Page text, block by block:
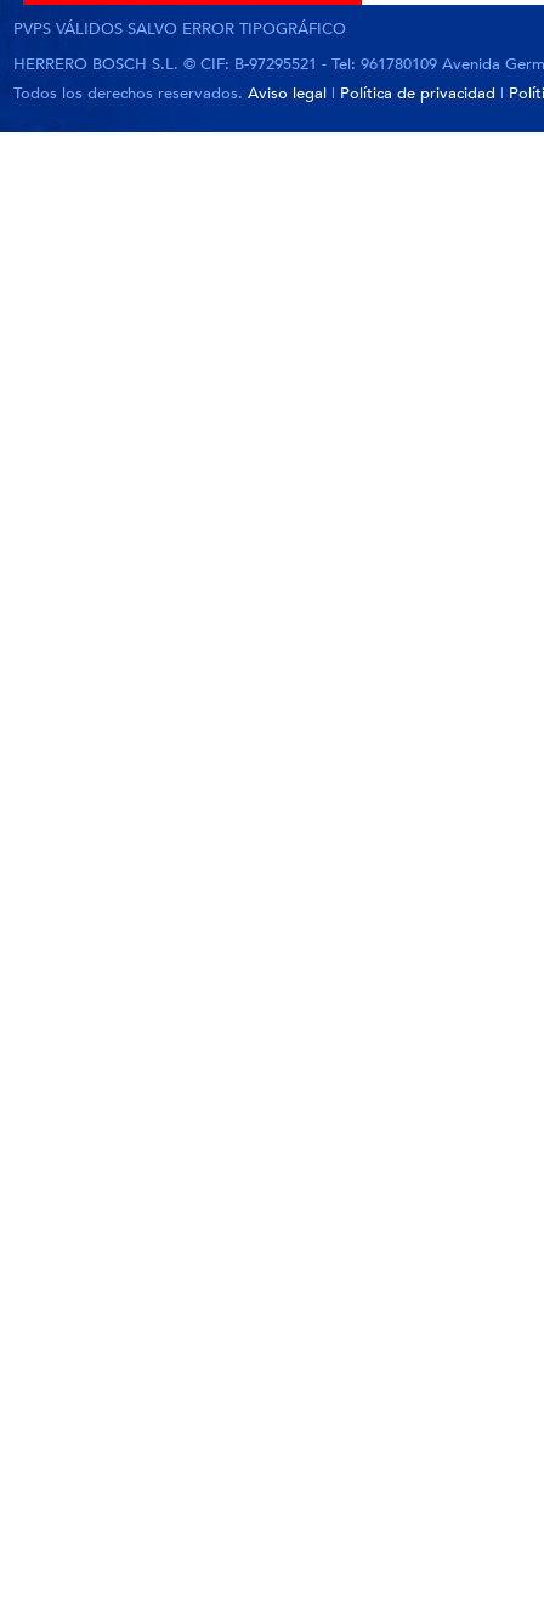
PVPS VÁLIDOS SALVO ERROR TIPOGRÁFICO
HERRERO BOSCH S.L. © CIF: B-97295521 - Tel: 961780109 Avenida
Todos los derechos reservados. Aviso legal | Política de privacidad |